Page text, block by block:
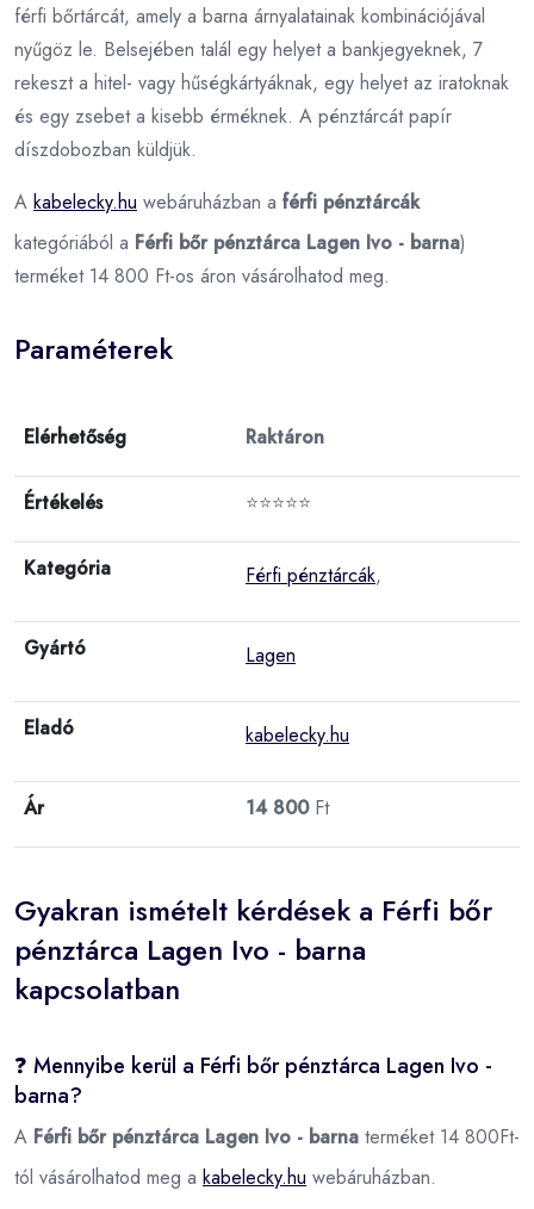
férfi bőrtárcát, amely a barna árnyalatainak kombinációjával
nyűgöz le. Belsejében talál egy helyet a bankjegyeknek, 7
rekeszt a hitel- vagy hűségkártyáknak, egy helyet az iratoknak
és egy zsebet a kisebb érméknek. A pénztárcát papír
díszdobozban küldjük.
A kabelecky.hu webáruházban a férfi pénztárcák
kategóriából a Férfi bőr pénztárca Lagen Ivo - barna)
terméket 14 800 Ft-os áron vásárolhatod meg.
Paraméterek
Elérhetőség Raktáron
Értékelés ⭐⭐⭐⭐⭐
Kategória Férfi pénztárcák,
Gyártó Lagen
Eladó kabelecky.hu
Ár 14 800Ft
Gyakran ismételt kérdések a Férfi bőr
pénztárca Lagen Ivo - barna
kapcsolatban
❓ Mennyibe kerül a Férfi bőr pénztárca Lagen Ivo -
barna?
A Férfi bőr pénztárca Lagen Ivo - barna terméket 14 800Ft-
tól vásárolhatod meg a kabelecky.hu webáruházban.